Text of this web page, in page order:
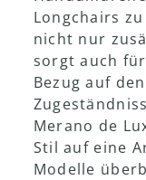
Longchairs
nicht nur
sorgt auch
Bezug auf
Merano de
Stil auf eine
Modelle